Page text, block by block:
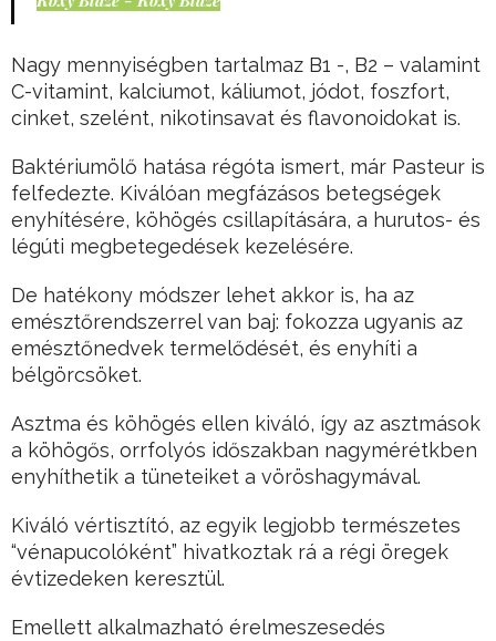
Nagy mennyiségben tartalmaz B1 -, B2 – valamint
C-vitamint, kalciumot, káliumot, jódot, foszfort,
cinket, szelént, nikotinsavat és flavonoidokat is.
Baktériumölő hatása régóta ismert, már Pasteur is
felfedezte. Kiválóan megfázásos betegségek
enyhítésére, köhögés csillapítására, a hurutos- és
légúti megbetegedések kezelésére.
De hatékony módszer lehet akkor is, ha az
emésztőrendszerrel van baj: fokozza ugyanis az
emésztőnedvek termelődését, és enyhíti a
bélgörcsöket.
Asztma és köhögés ellen kiváló, így az asztmások
a köhögős, orrfolyós időszakban nagymérétkben
enyhíthetik a tüneteiket a vöröshagymával.
Kiváló vértisztító, az egyik legjobb természetes
“vénapucolóként” hivatkoztak rá a régi öregek
évtizedeken keresztül.
Emellett alkalmazható érelmeszesedés